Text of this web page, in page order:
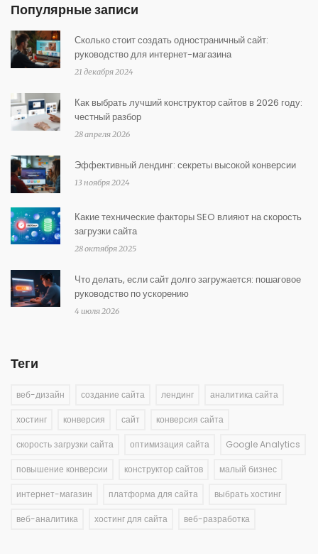
Популярные записи
Сколько стоит создать одностраничный сайт:
руководство для интернет-магазина
21 декабря 2024
Как выбрать лучший конструктор сайтов в 2026 году:
честный разбор
28 апреля 2026
Эффективный лендинг: секреты высокой конверсии
13 ноября 2024
Какие технические факторы SEO влияют на скорость
загрузки сайта
28 октября 2025
Что делать, если сайт долго загружается: пошаговое
руководство по ускорению
4 июля 2026
Теги
веб-дизайн создание сайта лендинг аналитика сайта
хостинг конверсия сайт конверсия сайта
скорость загрузки сайта оптимизация сайта Google Analytics
повышение конверсии конструктор сайтов малый бизнес
интернет-магазин платформа для сайта выбрать хостинг
веб-аналитика хостинг для сайта веб-разработка